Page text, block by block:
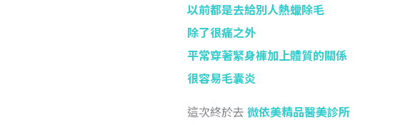
以前都是去給別人熱蠟除毛
除了很痛之外
平常穿著緊身褲加上體質的關係
很容易毛囊炎
這次終於去 微依美精品醫美診所